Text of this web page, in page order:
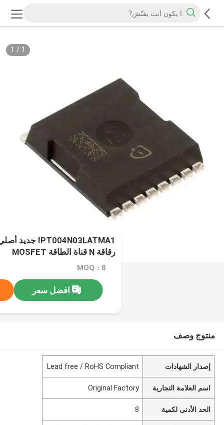
1
/
1
رقاقة N قناة الطاقة MOSFET
MOQ：8
افضل سعر
منتوج وصف
إصدار الشهادات Lead free / RoHS Compliant
اسم العلامة التجارية Original Factory
الحد الأدنى لكمية 8